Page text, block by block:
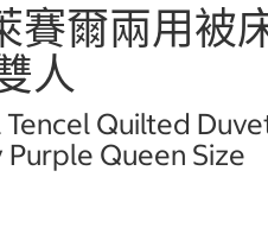
賽爾兩用被
人
Tencel Quilted
Queen Size